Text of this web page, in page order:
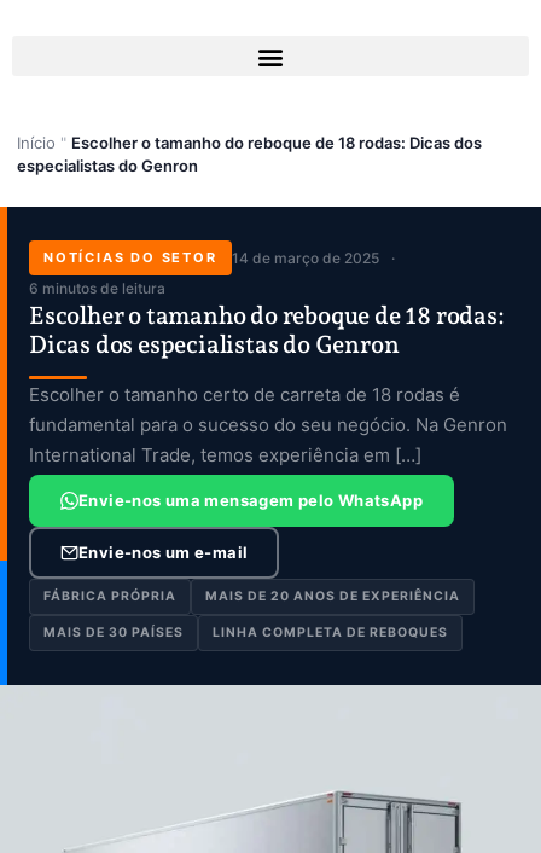
Início " Escolher o tamanho do reboque de 18 rodas: Dicas dos
especialistas do Genron
NOTÍCIAS DO SETOR
14 de março de 2025
6 minutos de leitura
Escolher o tamanho do reboque de 18 rodas:
Dicas dos especialistas do Genron
Escolher o tamanho certo de carreta de 18 rodas é
fundamental para o sucesso do seu negócio. Na Genron
International Trade, temos experiência em […]
Envie-nos uma mensagem pelo WhatsApp
Envie-nos um e-mail
FÁBRICA PRÓPRIA MAIS DE 20 ANOS DE EXPERIÊNCIA
MAIS DE 30 PAÍSES LINHA COMPLETA DE REBOQUES